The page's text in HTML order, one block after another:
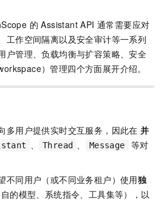
的 Assistant API 通常需要应对
工作空间隔离以及安全审计等一系列
户管理、负载均衡与扩容策略、安全
）管理四个方面展开介绍。
多用户提供实时交互服务，因此在并
、 Thread 、 Message
等对
不同用户（或不同业务租户）使用独
的模型、系统指令、工具集等），以